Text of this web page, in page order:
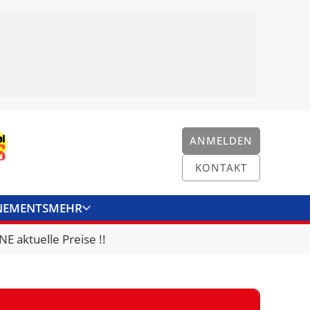
ANMELDEN
KONTAKT
MEHR
KONTAKT
aktuelle Preise !!